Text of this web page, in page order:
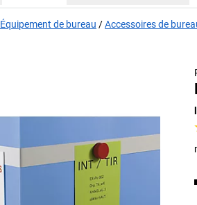
Équipement de bureau Accessoires de